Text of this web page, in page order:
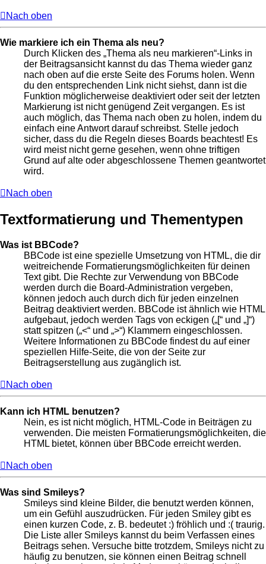
Nach oben
Wie markiere ich ein Thema als neu?
Durch Klicken des „Thema als neu markieren“-Links in
der Beitragsansicht kannst du das Thema wieder ganz
nach oben auf die erste Seite des Forums holen. Wenn
du den entsprechenden Link nicht siehst, dann ist die
Funktion möglicherweise deaktiviert oder seit der letzten
Markierung ist nicht genügend Zeit vergangen. Es ist
auch möglich, das Thema nach oben zu holen, indem du
einfach eine Antwort darauf schreibst. Stelle jedoch
sicher, dass du die Regeln dieses Boards beachtest! Es
wird meist nicht gerne gesehen, wenn ohne triftigen
Grund auf alte oder abgeschlossene Themen geantwortet
wird.
Nach oben
Textformatierung und Thementypen
Was ist BBCode?
BBCode ist eine spezielle Umsetzung von HTML, die dir
weitreichende Formatierungsmöglichkeiten für deinen
Text gibt. Die Rechte zur Verwendung von BBCode
werden durch die Board-Administration vergeben,
können jedoch auch durch dich für jeden einzelnen
Beitrag deaktiviert werden. BBCode ist ähnlich wie HTML
aufgebaut, jedoch werden Tags von eckigen („[“ und „]“)
statt spitzen („<“ und „>“) Klammern eingeschlossen.
Weitere Informationen zu BBCode findest du auf einer
speziellen Hilfe-Seite, die von der Seite zur
Beitragserstellung aus zugänglich ist.
Nach oben
Kann ich HTML benutzen?
Nein, es ist nicht möglich, HTML-Code in Beiträgen zu
verwenden. Die meisten Formatierungsmöglichkeiten, die
HTML bietet, können über BBCode erreicht werden.
Nach oben
Was sind Smileys?
Smileys sind kleine Bilder, die benutzt werden können,
um ein Gefühl auszudrücken. Für jeden Smiley gibt es
einen kurzen Code, z. B. bedeutet :) fröhlich und :( traurig.
Die Liste aller Smileys kannst du beim Verfassen eines
Beitrags sehen. Versuche bitte trotzdem, Smileys nicht zu
häufig zu benutzen, sie können einen Beitrag schnell